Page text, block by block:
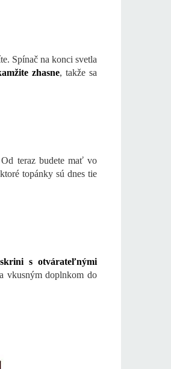
Spínač na konci svetla
zhasne, takže sa
teraz budete mať vo
topánky sú dnes tie
s otvárateľnými
vkusným doplnkom do